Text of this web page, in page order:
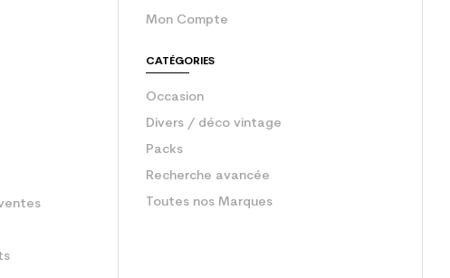
Mon Compte
CATÉGORIES
Occasion
Divers / déco vintage
Packs
Recherche avancée
Toutes nos Marques